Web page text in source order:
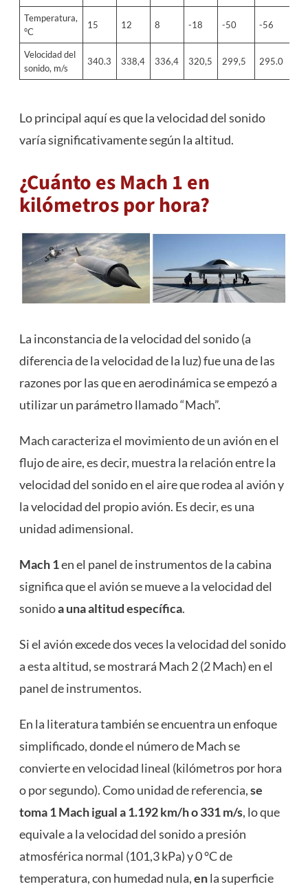
Temperatura,
°C
15 12 8 -18 -50 -56
Velocidad del
sonido, m/s
340.3 338,4 336,4 320,5 299,5 295.0
Lo principal aquí es que la velocidad del sonido
varía significativamente según la altitud.
¿Cuánto es Mach 1 en
kilómetros por hora?
La inconstancia de la velocidad del sonido (a
diferencia de la velocidad de la luz) fue una de las
razones por las que en aerodinámica se empezó a
utilizar un parámetro llamado “Mach”.
Mach caracteriza el movimiento de un avión en el
flujo de aire, es decir, muestra la relación entre la
velocidad del sonido en el aire que rodea al avión y
la velocidad del propio avión. Es decir, es una
unidad adimensional.
Mach 1en el panel de instrumentos de la cabina
significa que el avión se mueve a la velocidad del
sonidoa una altitud específica.
Si el avión excede dos veces la velocidad del sonido
a esta altitud, se mostrará Mach 2 (2 Mach) en el
panel de instrumentos.
En la literatura también se encuentra un enfoque
simplificado, donde el número de Mach se
convierte en velocidad lineal (kilómetros por hora
o por segundo). Como unidad de referencia,se
toma 1 Mach igual a 1.192 km/h o 331 m/s, lo que
equivale a la velocidad del sonido a presión
atmosférica normal (101,3 kPa) y 0 °C de
temperatura, con humedad nula,enla superficie